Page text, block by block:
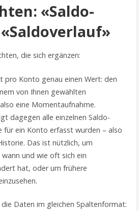
«Saldo-
die sich ergänzen:
pro Konto genau einen Wert: den
von Ihnen gewählten
eine Momentaufnahme.
dagegen alle einzelnen Saldo-
für ein Konto erfasst wurden – also
Das ist nützlich, um
wann und wie oft sich ein
hat, oder um frühere
Daten im gleichen Spaltenformat: